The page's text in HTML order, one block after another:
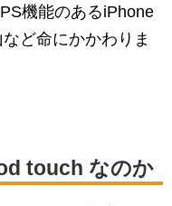
機能のあるiPhone
ど命にかかわりま
touch なのか